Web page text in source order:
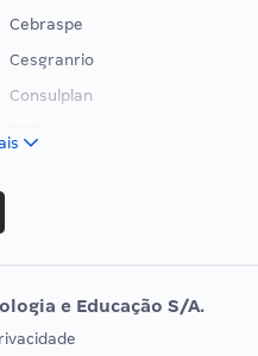
Cebraspe
Cesgranrio
Consulplan
Vunesp
EXAME DE ORDEM
e Educação S/A.